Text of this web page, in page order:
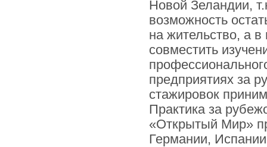
Новой Зеландии,
возможность
на жительство, а в
совместить
предприятиях за
стажировок
Практика за
«Открытый Мир»
Германии,